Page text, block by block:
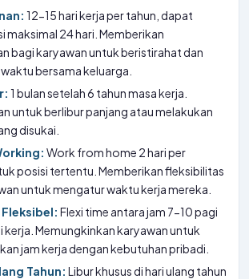
12-15 hari kerja per tahun, dapat
maksimal 24 hari. Memberikan
bagi karyawan untuk beristirahat dan
bersama keluarga.
1 bulan setelah 6 tahun masa kerja.
untuk berlibur panjang atau melakukan
disukai.
Work from home 2 hari per
posisi tertentu. Memberikan fleksibilitas
untuk mengatur waktu kerja mereka.
Fleksibel: Flexi time antara jam 7-10 pagi
kerja. Memungkinkan karyawan untuk
jam kerja dengan kebutuhan pribadi.
Tahun: Libur khusus di hari ulang tahun